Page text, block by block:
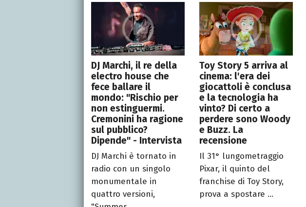
DJ Marchi, il re della
electro house che
fece ballare il
mondo: "Rischio per
non estinguermi.
Cremonini ha ragione
sul pubblico?
Dipende" - Intervista
DJ Marchi è tornato in
radio con un singolo
monumentale in
quattro versioni,
Toy Story 5 arriva al
cinema: l'era dei
giocattoli è conclusa
e la tecnologia ha
vinto? Di certo a
perdere sono Woody
e Buzz. La
recensione
Il 31° lungometraggio
Pixar, il quinto del
franchise di Toy Story,
prova a spostare ...